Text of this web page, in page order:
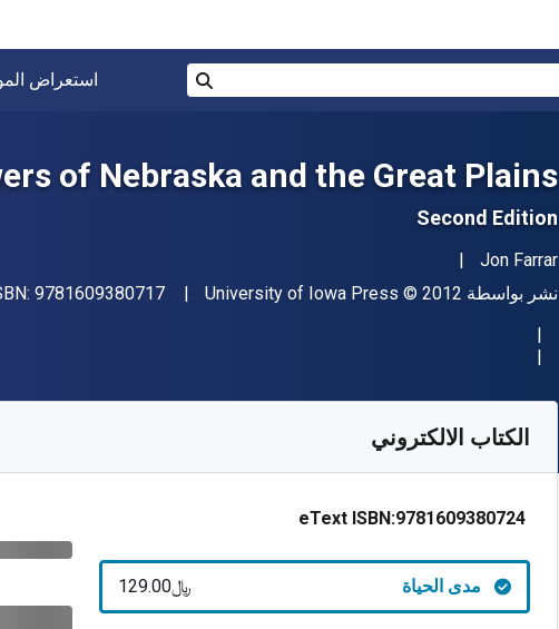
البحث في المتجر برقم ISBN، أو العنوان أو المؤلف
استعراض
of Nebraska and the Great Plains
Second Edition
المؤلف (المؤلفون)
Jon Farrar
الناشر
نشر بواسطة University of Iowa Press
حقوق الطبع والنشر © 2012
9781609380717
9781609380724
الكتاب الالكتروني
eText ISBN:9781609380724
مدى الحياة ﷼‎129.00